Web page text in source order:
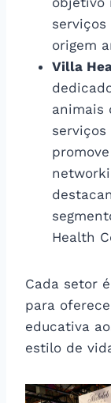
origem
Villa
animais
Health
Cada setor
para
educativa
estilo de